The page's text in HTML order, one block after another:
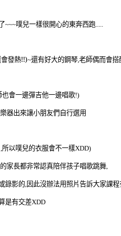
噗兒一樣很開心的東奔西跑.....
發熱!!)~還有好大的鋼琴老師偶而會
也會一邊彈吉他一邊唱歌!)
器出來讓小朋友們自行選用
所以噗兒的衣服會不一樣XDD)
家長都非常認真陪伴孩子唱歌跳舞
錄影的 因此沒辦法用照片告訴大家課
是有交差XDD